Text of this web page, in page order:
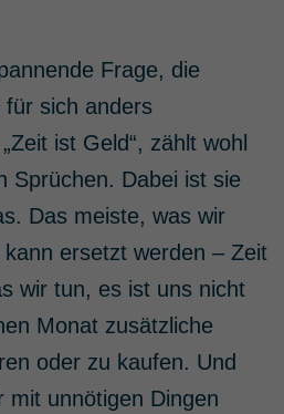
Frage, die
sich anders
ist Geld“, zählt wohl
Sprüchen. Dabei ist sie
Das meiste, was wir
ersetzt werden – Zeit
wir tun, es ist uns nicht
Monat zusätzliche
oder zu kaufen. Und
mit unnötigen Dingen